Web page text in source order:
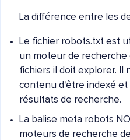
La différence entre les
Le fichier robots.txt est
un moteur de
fichiers il doit explorer. Il
contenu d'être indexé
résultats de recherche.
La balise meta robots
moteurs de recherche